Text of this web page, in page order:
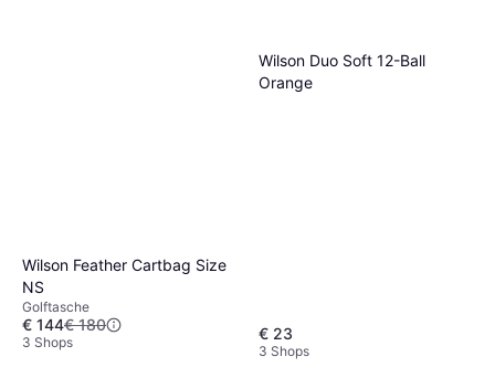
Wilson Feather Cartbag Size
NS
Golftasche
€ 144€ 180
3 Shops
Wilson Duo Soft 12-Ball
Orange
€ 23
3 Shops